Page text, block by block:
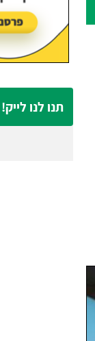
תנו לנו לייק!